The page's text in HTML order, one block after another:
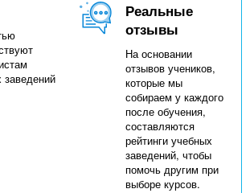
заведений
Реальные
отзывы
На основании
отзывов учеников,
которые мы
собираем у каждого
после обучения,
составляются
рейтинги учебных
заведений, чтобы
помочь другим при
выборе курсов.